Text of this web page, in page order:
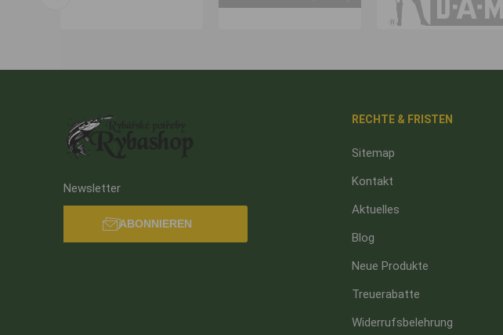
Newsletter
ABONNIEREN
RECHTE & FRISTEN
Sitemap
Kontakt
Aktuelles
Blog
Neue Produkte
Treuerabatte
Widerrufsbelehrung